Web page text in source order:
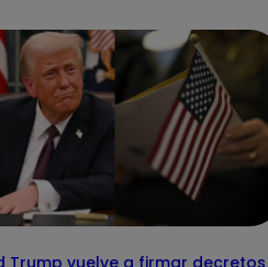
Trump vuelve a firmar decretos